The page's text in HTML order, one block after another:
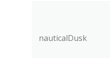
nauticalDusk